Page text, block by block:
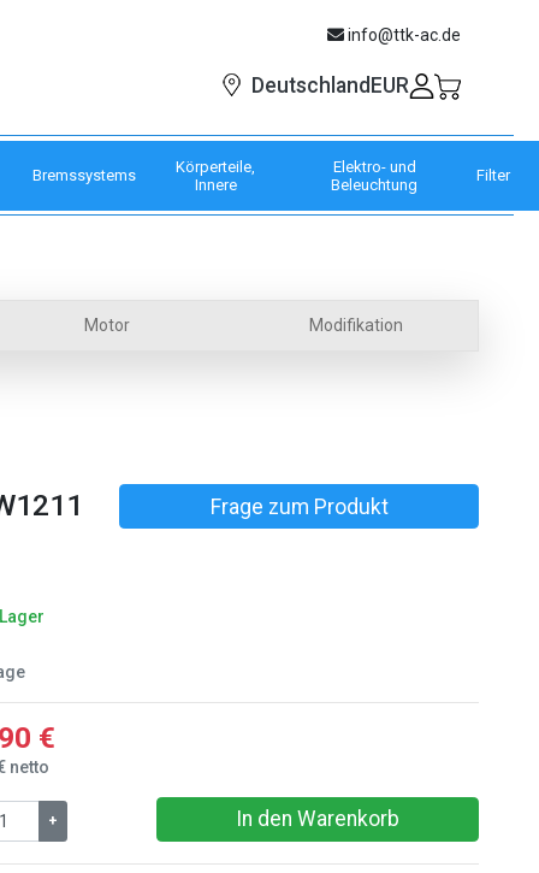
info@ttk-ac.de
Deutschland EUR
Bremssystems
Körperteile,
Innere
Elektro- und
Beleuchtung
Filter
Motor Modifikation
Frage zum Produkt
€
netto
+ In den Warenkorb